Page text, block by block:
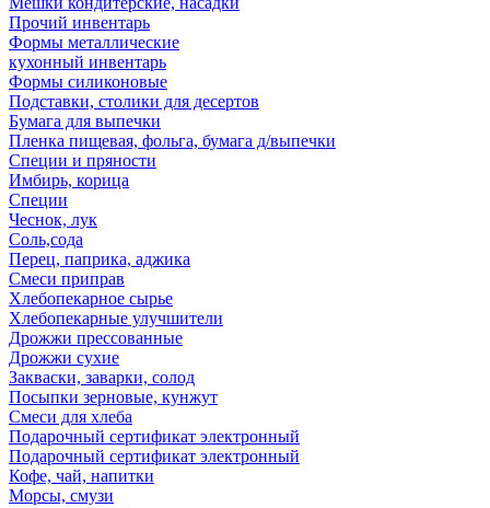
Прочий инвентарь
Формы металлические
кухонный инвентарь
Формы силиконовые
Подставки, столики для десертов
Бумага для выпечки
Пленка пищевая, фольга, бумага д/выпечки
Специи и пряности
Имбирь, корица
Специи
Чеснок, лук
Соль,сода
Перец, паприка, аджика
Смеси приправ
Хлебопекарное сырье
Хлебопекарные улучшители
Дрожжи прессованные
Дрожжи сухие
Закваски, заварки, солод
Посыпки зерновые, кунжут
Смеси для хлеба
Подарочный сертификат электронный
Подарочный сертификат электронный
Кофе, чай, напитки
Морсы, смузи